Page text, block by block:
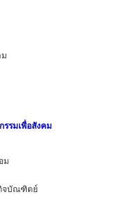
รมเพื่อสังคม
ม
จบัณฑิตย์